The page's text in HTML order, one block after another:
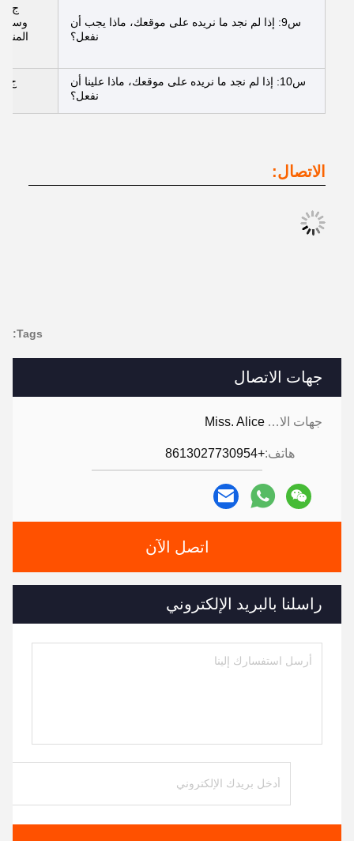
جهات الاتصال
جهات الاتصال: Miss. Alice
هاتف:+8613027730954
اتصل الآن
راسلنا بالبريد الإلكتروني
س9: إذا لم نجد ما نريده على موقعك، ماذا يجب أن
نفعل؟
ج:
وسوف
س10: إذا لم نجد ما نريده على موقعك، ماذا علينا أن
نفعل؟
ج:
الاتصال:
Tags: